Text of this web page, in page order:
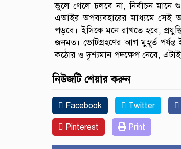
ভুলে গেলে চলবে না, নির্বাচন
এআইর অপব্যবহারের মাধ্যমে সেই
পড়বে। ইসিকে মনে রাখতে হবে,
জনমত। ভোটগ্রহণের আগ মুহূর্ত পর্যন্ত
কঠোর ও দৃশ্যমান পদক্ষেপ নেবে, এটাই
নিউজটি শেয়ার করুন
Facebook Twitter
Pinterest Print